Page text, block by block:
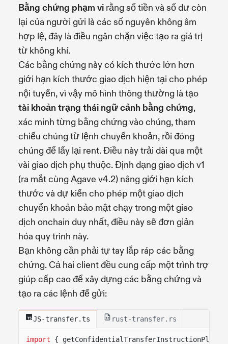
Bằng chứng phạm vi rằng số tiền và số dư còn
lại của người gửi là các số nguyên không âm
hợp lệ, đây là điều ngăn chặn việc tạo ra giá trị
từ không khí.
Các bằng chứng này có kích thước lớn hơn
giới hạn kích thước giao dịch hiện tại cho phép
nội tuyến, vì vậy mô hình thông thường là tạo
tài khoản trạng thái ngữ cảnh bằng chứng,
xác minh từng bằng chứng vào chúng, tham
chiếu chúng từ lệnh chuyển khoản, rồi đóng
chúng để lấy lại rent. Điều này trải dài qua một
vài giao dịch phụ thuộc. Định dạng giao dịch v1
(ra mắt cùng Agave v4.2) nâng giới hạn kích
thước và dự kiến cho phép một giao dịch
chuyển khoản bảo mật chạy trong một giao
dịch onchain duy nhất, điều này sẽ đơn giản
hóa quy trình này.
Bạn không cần phải tự tay lắp ráp các bằng
chứng. Cả hai client đều cung cấp một trình trợ
giúp cấp cao để xây dựng các bằng chứng và
tạo ra các lệnh để gửi:
JS-transfer.ts rust-transfer.rs
import { getConfidentialTransferInstructionPlan }